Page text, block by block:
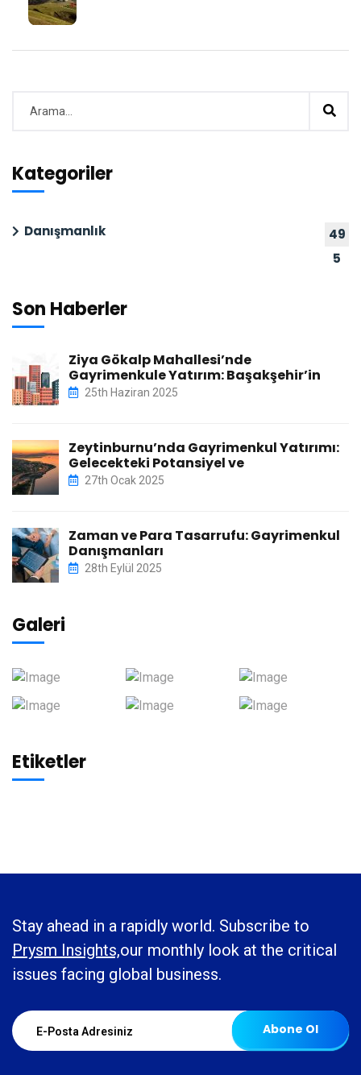
Kategoriler
Danışmanlık
49
5
Son Haberler
Ziya Gökalp Mahallesi’nde
Gayrimenkule Yatırım: Başakşehir’in
25th Haziran 2025
Zeytinburnu’nda Gayrimenkul Yatırımı:
Gelecekteki Potansiyel ve
27th Ocak 2025
Zaman ve Para Tasarrufu: Gayrimenkul
Danışmanları
28th Eylül 2025
Galeri
Etiketler
Stay ahead in a rapidly world. Subscribe to
Prysm Insights,our monthly look at the critical
issues facing global business.
Abone Ol